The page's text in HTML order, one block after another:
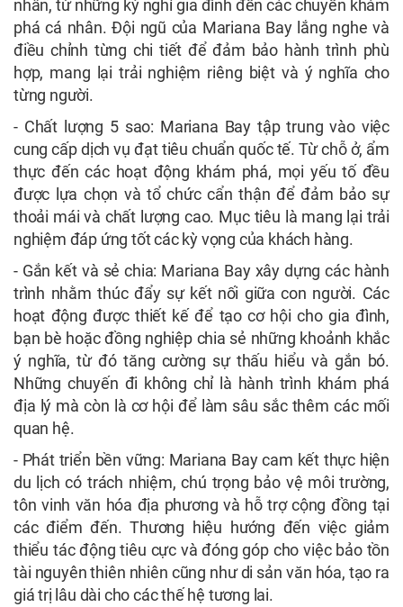
nhân, từ những kỳ nghỉ gia đình đến các chuyến khám
phá cá nhân. Đội ngũ của Mariana Bay lắng nghe và
điều chỉnh từng chi tiết để đảm bảo hành trình phù
hợp, mang lại trải nghiệm riêng biệt và ý nghĩa cho
từng người.
- Chất lượng 5 sao: Mariana Bay tập trung vào việc
cung cấp dịch vụ đạt tiêu chuẩn quốc tế. Từ chỗ ở, ẩm
thực đến các hoạt động khám phá, mọi yếu tố đều
được lựa chọn và tổ chức cẩn thận để đảm bảo sự
thoải mái và chất lượng cao. Mục tiêu là mang lại trải
nghiệm đáp ứng tốt các kỳ vọng của khách hàng.
- Gắn kết và sẻ chia: Mariana Bay xây dựng các hành
trình nhằm thúc đẩy sự kết nối giữa con người. Các
hoạt động được thiết kế để tạo cơ hội cho gia đình,
bạn bè hoặc đồng nghiệp chia sẻ những khoảnh khắc
ý nghĩa, từ đó tăng cường sự thấu hiểu và gắn bó.
Những chuyến đi không chỉ là hành trình khám phá
địa lý mà còn là cơ hội để làm sâu sắc thêm các mối
quan hệ.
- Phát triển bền vững: Mariana Bay cam kết thực hiện
du lịch có trách nhiệm, chú trọng bảo vệ môi trường,
tôn vinh văn hóa địa phương và hỗ trợ cộng đồng tại
các điểm đến. Thương hiệu hướng đến việc giảm
thiểu tác động tiêu cực và đóng góp cho việc bảo tồn
tài nguyên thiên nhiên cũng như di sản văn hóa, tạo ra
giá trị lâu dài cho các thế hệ tương lai.